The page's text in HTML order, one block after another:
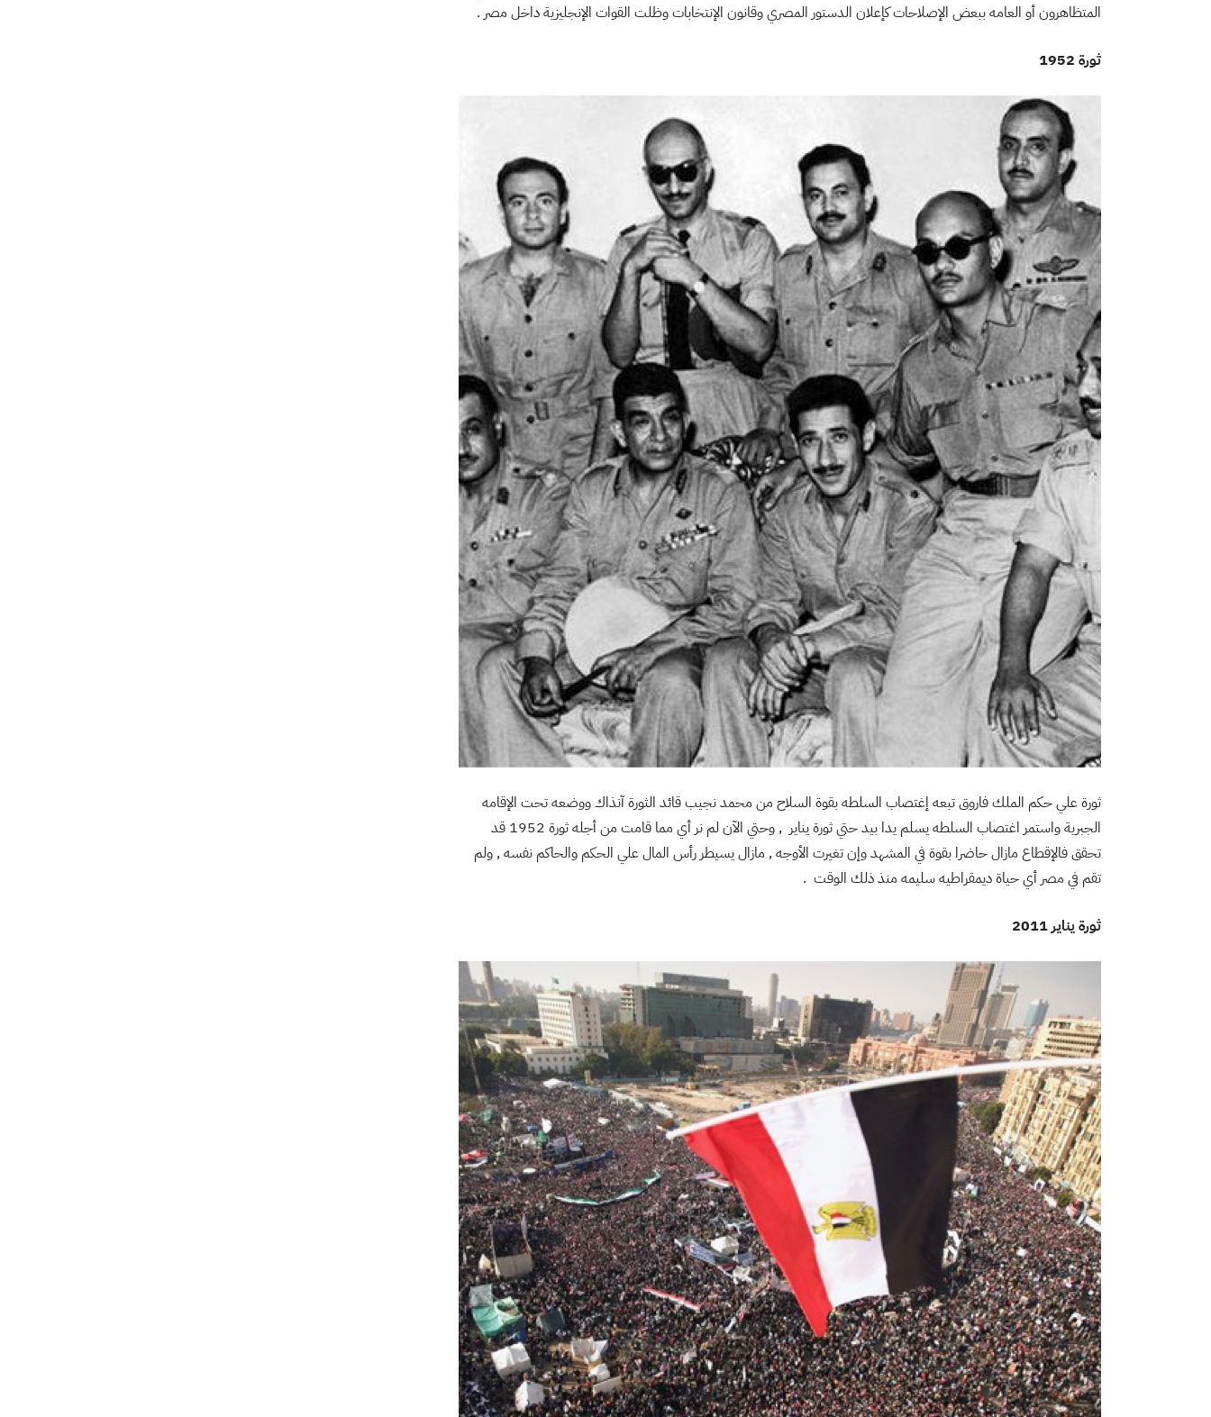
المتظاهرون أو العامه ببعض الإصلاحات كإعلان الدستور المصري وقانون الإنتخابات وظلت القوات الإنجليزية داخل مصر .
ثورة 1952
ثورة علي حكم الملك فاروق تبعه إغتصاب السلطه بقوة السلاح من محمد نجيب قائد الثورة آنذاك ووضعه تحت الإقامه
الجبرية واستمر اغتصاب السلطه يسلم يدا بيد حتي ثورة يناير , وحتي الآن لم نر أي مما قامت من أجله ثورة 1952 قد
تحقق فالإقطاع مازال حاضرا بقوة في المشهد وإن تغيرت الأوجه , مازال يسيطر رأس المال علي الحكم والحاكم نفسه , ولم
تقم في مصر أي حياة ديمقراطيه سليمه منذ ذلك الوقت .
ثورة يناير 2011